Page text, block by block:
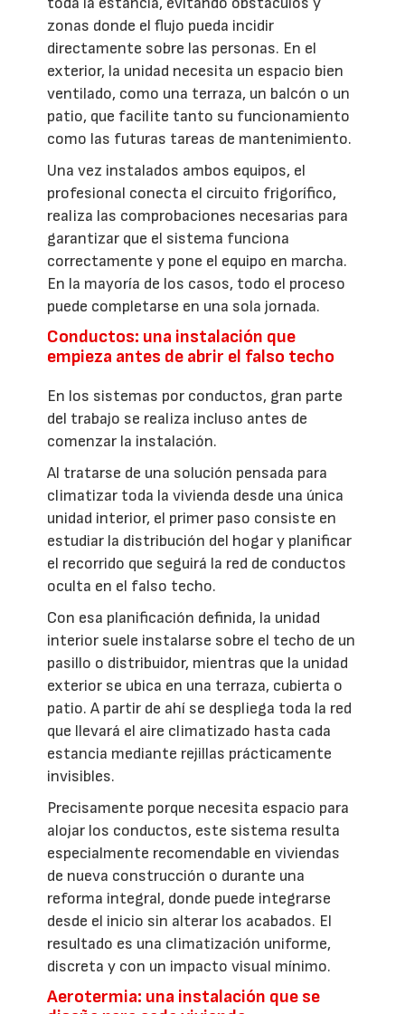
zonas donde el flujo pueda incidir
directamente sobre las personas. En el
exterior, la unidad necesita un espacio bien
ventilado, como una terraza, un balcón o un
patio, que facilite tanto su funcionamiento
como las futuras tareas de mantenimiento.
Una vez instalados ambos equipos, el
profesional conecta el circuito frigorífico,
realiza las comprobaciones necesarias para
garantizar que el sistema funciona
correctamente y pone el equipo en marcha.
En la mayoría de los casos, todo el proceso
puede completarse en una sola jornada.
Conductos: una instalación que
empieza antes de abrir el falso techo
En los sistemas por conductos, gran parte
del trabajo se realiza incluso antes de
comenzar la instalación.
Al tratarse de una solución pensada para
climatizar toda la vivienda desde una única
unidad interior, el primer paso consiste en
estudiar la distribución del hogar y planificar
el recorrido que seguirá la red de conductos
oculta en el falso techo.
Con esa planificación definida, la unidad
interior suele instalarse sobre el techo de un
pasillo o distribuidor, mientras que la unidad
exterior se ubica en una terraza, cubierta o
patio. A partir de ahí se despliega toda la red
que llevará el aire climatizado hasta cada
estancia mediante rejillas prácticamente
invisibles.
Precisamente porque necesita espacio para
alojar los conductos, este sistema resulta
especialmente recomendable en viviendas
de nueva construcción o durante una
reforma integral, donde puede integrarse
desde el inicio sin alterar los acabados. El
resultado es una climatización uniforme,
discreta y con un impacto visual mínimo.
Aerotermia: una instalación que se